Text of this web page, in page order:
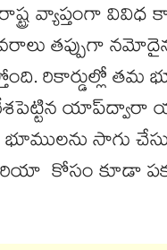
వ్యాప్తంగా
తప్పుగా
రికార్డుల్లో
ప్రవేశపెట్టిన
సాగు
కోసం కూడా పక్క